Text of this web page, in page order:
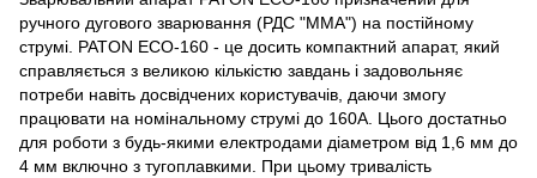
ручного дугового зварювання (РДС "MMA") на постійному
струмі. PATON ECO-160 - це досить компактний апарат, який
справляється з великою кількістю завдань і задовольняє
потреби навіть досвідчених користувачів, даючи змогу
працювати на номінальному струмі до 160А. Цього достатньо
для роботи з будь-якими електродами діаметром від 1,6 мм до
4 мм включно з тугоплавкими. При цьому тривалість